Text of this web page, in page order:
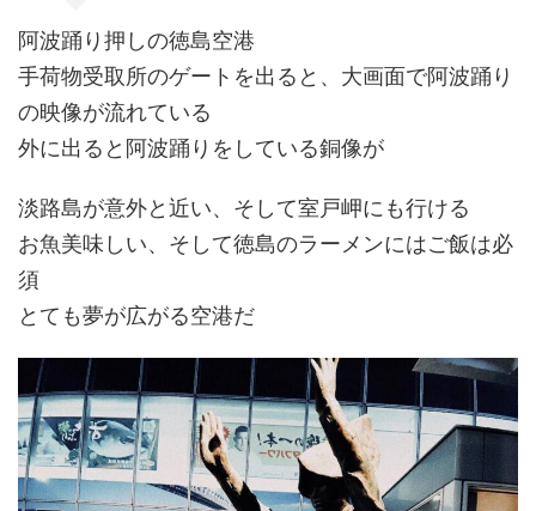
阿波踊り押しの徳島空港
手荷物受取所のゲートを出ると、大画面で阿波踊り
の映像が流れている
外に出ると阿波踊りをしている銅像が
淡路島が意外と近い、そして室戸岬にも行ける
お魚美味しい、そして徳島のラーメンにはご飯は必
須
とても夢が広がる空港だ